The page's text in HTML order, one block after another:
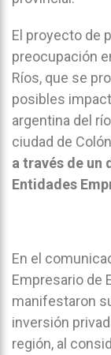
El proyecto de
preocupación
Ríos, que se
posibles
argentina del
ciudad de
a través de un
Entidades
En el
Empresario de
manifestaron
inversión
región, al